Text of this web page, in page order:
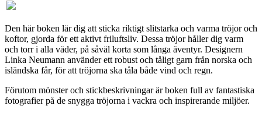
Den här boken lär dig att sticka riktigt slitstarka och varma tröjor och
koftor, gjorda för ett aktivt friluftsliv. Dessa tröjor håller dig varm
och torr i alla väder, på såväl korta som långa äventyr. Designern
Linka Neumann använder ett robust och tåligt garn från norska och
isländska får, för att tröjorna ska tåla både vind och regn.
Förutom mönster och stickbeskrivningar är boken full av fantastiska
fotografier på de snygga tröjorna i vackra och inspirerande miljöer.